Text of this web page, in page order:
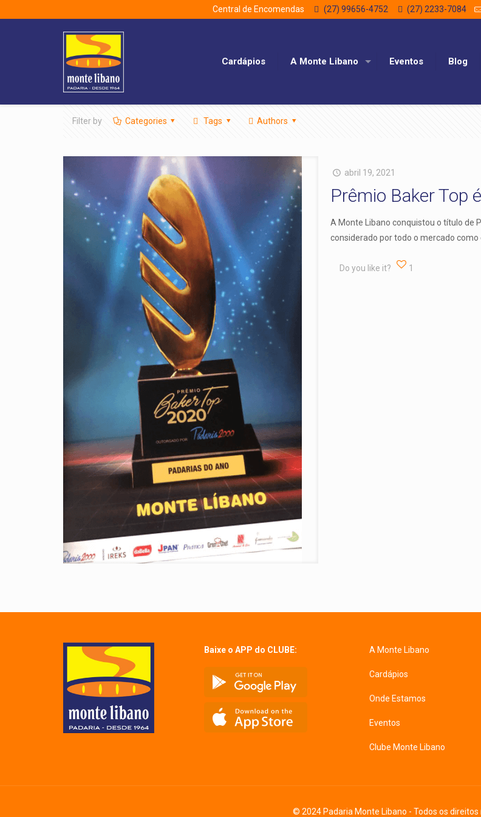
Central de Encomendas (27) 99656-4752 (27) 2233-7084
Cardápios A Monte Libano Eventos Blog
Filter by Categories Tags Authors
abril 19, 2021
Prêmio Baker Top
A Monte Libano conquistou o título de
considerado por todo o mercado como
Do you like it? 1
Baixe o APP do CLUBE: A Monte Libano
Cardápios
Onde Estamos
Eventos
Clube Monte Libano
© 2024 Padaria Monte Libano - Todos os direitos